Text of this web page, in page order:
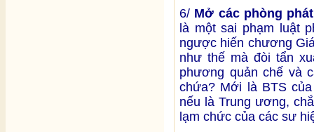
6/ Mở các phòng
là một sai phạm luật
ngược hiến chương
như thế mà đòi tẩn
phương quản chế và
chứa? Mới là BTS
nếu là Trung ương,
lạm chức của các sư